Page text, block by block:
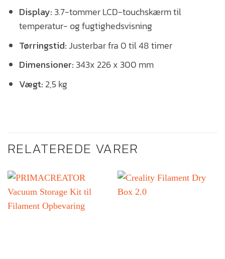
Display: 3.7-tommer LCD-touchskærm til
temperatur- og fugtighedsvisning
Tørringstid:Justerbar fra 0 til 48 timer
Dimensioner: 343x 226 x 300 mm
Vægt: 2,5 kg
RELATEREDE VARER